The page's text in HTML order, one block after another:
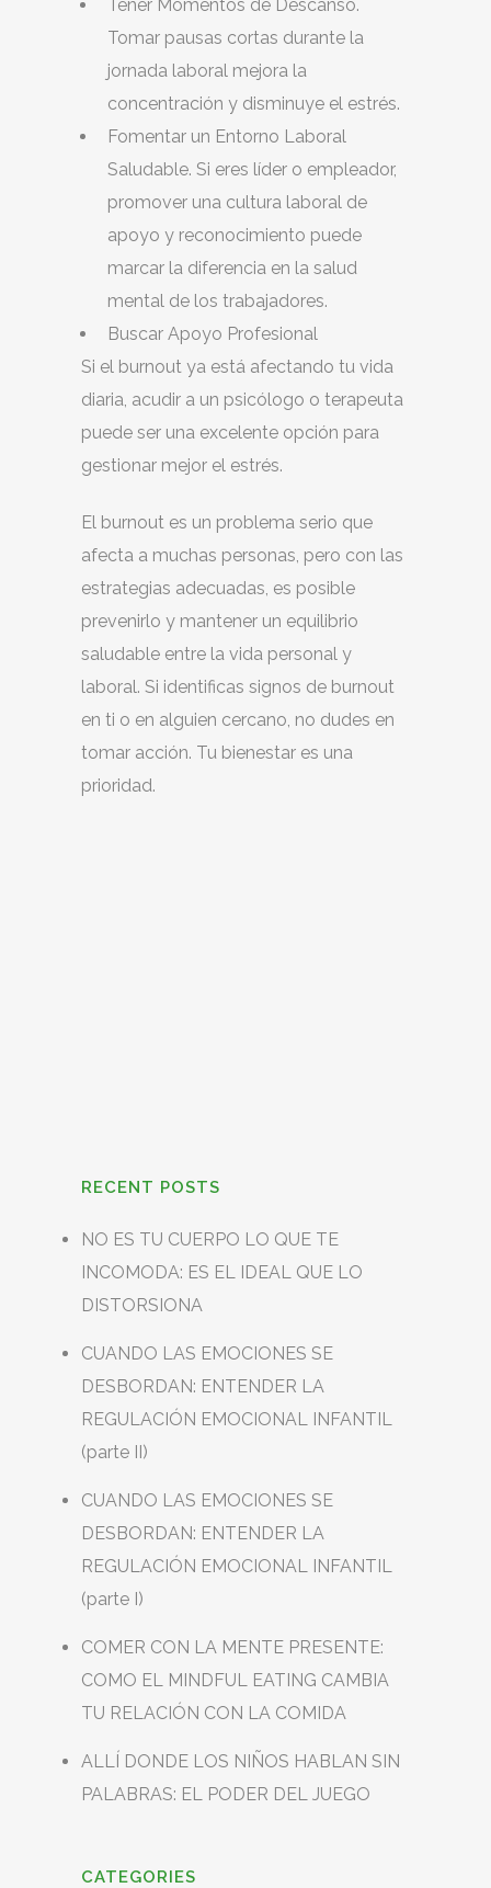
Tener Momentos de Descanso.
Tomar pausas cortas durante la
jornada laboral mejora la
concentración y disminuye el estrés.
Fomentar un Entorno Laboral
Saludable. Si eres líder o empleador,
promover una cultura laboral de
apoyo y reconocimiento puede
marcar la diferencia en la salud
mental de los trabajadores.
Buscar Apoyo Profesional
Si el burnout ya está afectando tu vida
diaria, acudir a un psicólogo o terapeuta
puede ser una excelente opción para
gestionar mejor el estrés.
El burnout es un problema serio que
afecta a muchas personas, pero con las
estrategias adecuadas, es posible
prevenirlo y mantener un equilibrio
saludable entre la vida personal y
laboral. Si identificas signos de burnout
en ti o en alguien cercano, no dudes en
tomar acción. Tu bienestar es una
prioridad.
RECENT POSTS
NO ES TU CUERPO LO QUE TE
INCOMODA: ES EL IDEAL QUE LO
DISTORSIONA
CUANDO LAS EMOCIONES SE
DESBORDAN: ENTENDER LA
REGULACIÓN EMOCIONAL INFANTIL
(parte II)
CUANDO LAS EMOCIONES SE
DESBORDAN: ENTENDER LA
REGULACIÓN EMOCIONAL INFANTIL
(parte I)
COMER CON LA MENTE PRESENTE:
COMO EL MINDFUL EATING CAMBIA
TU RELACIÓN CON LA COMIDA
ALLÍ DONDE LOS NIÑOS HABLAN SIN
PALABRAS: EL PODER DEL JUEGO
CATEGORIES